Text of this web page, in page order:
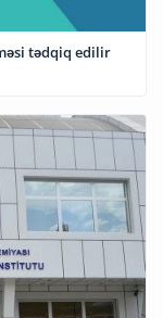
tədqiq edilir